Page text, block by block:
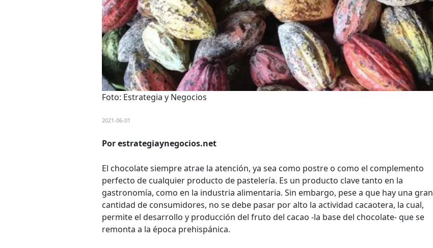
Foto: Estrategia y Negocios
2021-06-01
Por estrategiaynegocios.net
El chocolate siempre atrae la atención, ya sea como postre o como el complemento
perfecto de cualquier producto de pastelería. Es un producto clave tanto en la
gastronomía, como en la industria alimentaria. Sin embargo, pese a que hay una gran
cantidad de consumidores, no se debe pasar por alto la actividad cacaotera, la cual,
permite el desarrollo y producción del fruto del cacao -la base del chocolate- que se
remonta a la época prehispánica.